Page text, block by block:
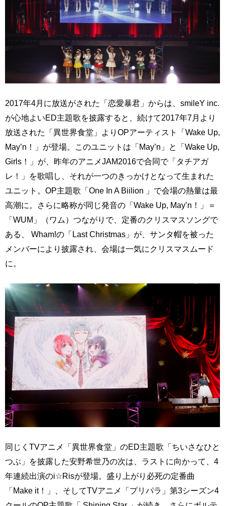
2017年4月に放送がされた「恋愛暴君」からは、smileY inc.
が心地よいED主題歌を披露すると、続けて2017年7月より
放送された「異世界食堂」よりOPアーティスト「Wake Up,
May’n！」が登場。このユニットは「May’n」と「Wake Up,
Girls！」が、昨年のアニメJAM2016で合同で「タチアガ
レ！」を歌唱し、それが一つのきっかけとなって生まれた
ユニット。OP主題歌「One In A Biilion 」で会場の熱量は最
高潮に。さらに略称が同じ発音の「Wake Up, May’n！」＝
「WUM」（ワム）つながりで、定番のクリスマスソングで
ある、 Wham!の「Last Christmas」が、サンタ帽を被った
メンバーにより披露され、会場は一気にクリスマスムード
に。
同じくTVアニメ「異世界食堂」のED主題歌「ちいさなひと
つぶ」を披露した安野希世乃の次は、ラストに向かって、4
年連続出演のi☆Risが登場。盛り上がり必死の定番曲
「Make it！」、そしてTVアニメ「プリパラ」第3シーズン4